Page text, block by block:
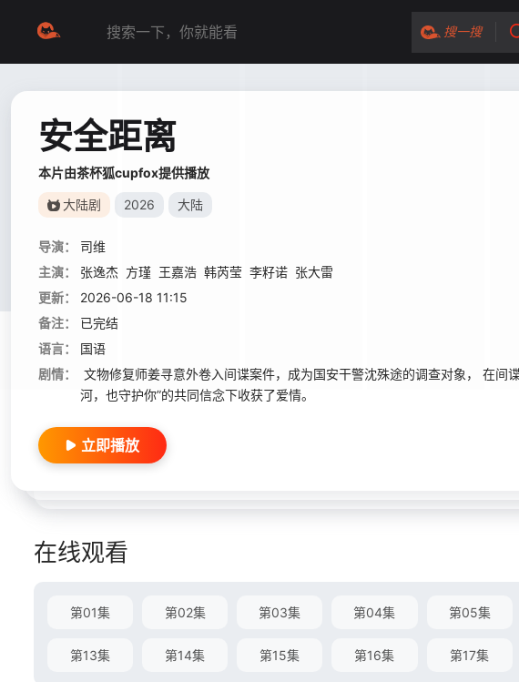
搜一搜
安全距离
本片由茶杯狐cupfox提供播放
大陆剧 2026 大陆
导演：
司维
主演：
张逸杰 方瑾 王嘉浩 韩芮莹 李籽诺 张大雷
更新：
2026-06-18 11:15
备注：
已完结
语言：
国语
剧情：
文物修复师姜寻意外卷入间谍案件，成为国安干警沈殊途的调查对象， 在
河，也守护你”的共同信念下收获了爱情。
立即播放
在线观看
第01集 第02集 第03集 第04集 第05集
第13集 第14集 第15集 第16集 第17集